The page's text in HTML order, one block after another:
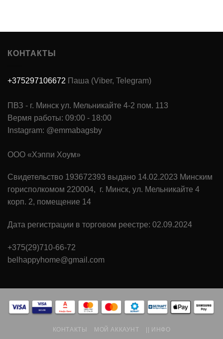
КОНТАКТЫ
+375297106672 Паша (Viber, Telegram)
ПВЗ - г. Минск ул. Мельникайте 4-2 пом. 113
Вермя работы: 09:00 - 18:00
Instagram: @emmabagsby
ООО «Хэппи Хоум»
Свидетельство 193672393 выдано 14.02.2023 Минским
горисполкомом 220004, г. Минск, ул. Мельникайте 4
корп. 2, помещение 14
Дата регистрации в торговом реестре: 02.09.2024
+375(29)710-66-72
belhappyhome@gmail.com
КОНТАКТЫ МОЙ АККАУНТ || ИНФО